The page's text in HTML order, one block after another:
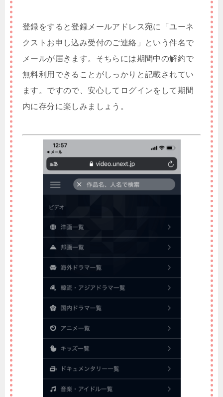
登録をすると登録メールアドレス宛に「ユーネ
クストお申し込み受付のご連絡」という件名で
メールが届きます。そちらには期間中の解約で
無料利用できることがしっかりと記載されてい
ます。ですので、安心してログインをして期間
内に存分に楽しみましょう。